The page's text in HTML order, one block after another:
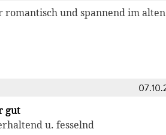
romantisch und spannend im
gut
u. fesselnd